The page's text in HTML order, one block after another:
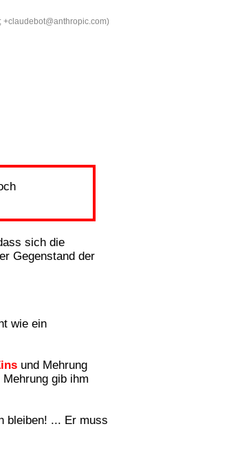
+claudebot@anthropic.com)
sich die
Gegenstand der
wie ein
und Mehrung
Mehrung gib ihm
bleiben! ... Er muss